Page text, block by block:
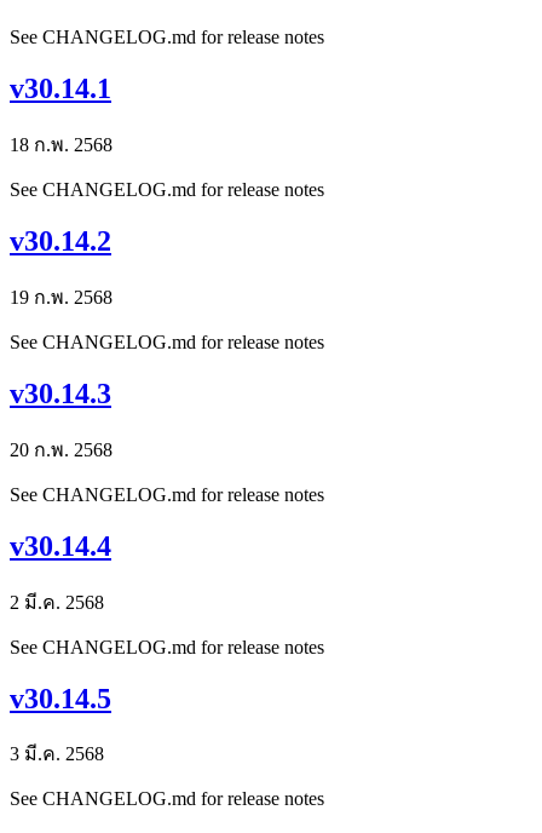
See CHANGELOG.md for release notes
v30.14.1
18 ก.พ. 2568
See CHANGELOG.md for release notes
v30.14.2
19 ก.พ. 2568
See CHANGELOG.md for release notes
v30.14.3
20 ก.พ. 2568
See CHANGELOG.md for release notes
v30.14.4
2 มี.ค. 2568
See CHANGELOG.md for release notes
v30.14.5
3 มี.ค. 2568
See CHANGELOG.md for release notes